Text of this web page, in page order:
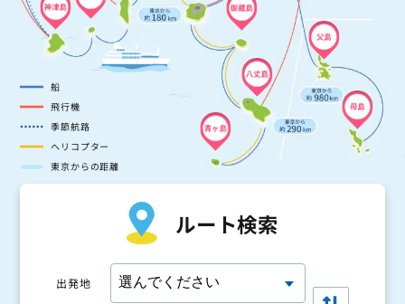
神津島
御蔵島
八丈島
青ヶ島
父島
母島
ルート検索
出発地
船
飛行機
季節航路
ヘリコプター
東京からの距離